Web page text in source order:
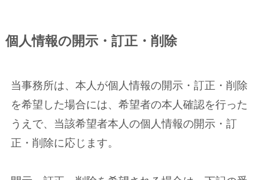
個人情報の開示・訂正・削除
当事務所は、本人が個人情報の開示・訂正・削除
を希望した場合には、希望者の本人確認を行った
うえで、当該希望者本人の個人情報の開示・訂
正・削除に応じます。